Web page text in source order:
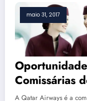
maio 31, 2017
Comissárias
Airways
A Qatar Airways é a